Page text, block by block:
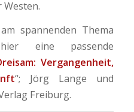
spannenden Thema
eine passende
Vergangenheit,
“; Jörg Lange und
Freiburg.